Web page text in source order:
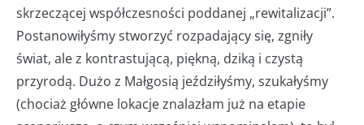
skrzeczącej współczesności poddanej „rewitalizacji”.
Postanowiłyśmy stworzyć rozpadający się, zgniły
świat, ale z kontrastującą, piękną, dziką i czystą
przyrodą. Dużo z Małgosią jeździłyśmy, szukałyśmy
(chociaż główne lokacje znalazłam już na etapie